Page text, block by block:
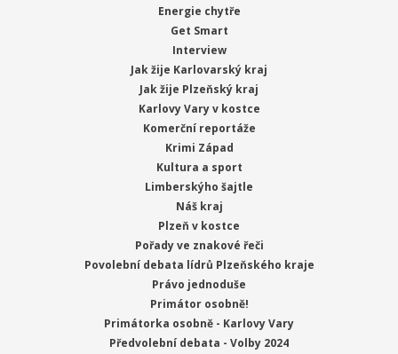
Energie chytře
Get Smart
Interview
Jak žije Karlovarský kraj
Jak žije Plzeňský kraj
Karlovy Vary v kostce
Komerční reportáže
Krimi Západ
Kultura a sport
Limberskýho šajtle
Náš kraj
Plzeň v kostce
Pořady ve znakové řeči
Povolební debata lídrů Plzeňského kraje
Právo jednoduše
Primátor osobně!
Primátorka osobně - Karlovy Vary
Předvolební debata - Volby 2024